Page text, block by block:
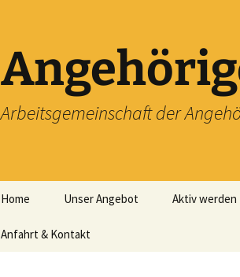
Arbeitsgemeinschaft der
Home Unser Angebot Aktiv werden
Anfahrt & Kontakt